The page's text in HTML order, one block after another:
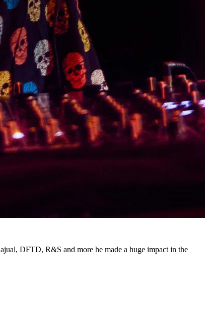
DFTD, R&S and more he made a huge impact in the